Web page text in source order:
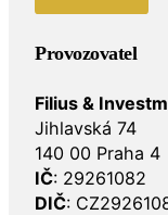
Provozovatel
Filius &
Jihlavská 74
140 00 Praha 4
IČ: 29261082
DIČ: